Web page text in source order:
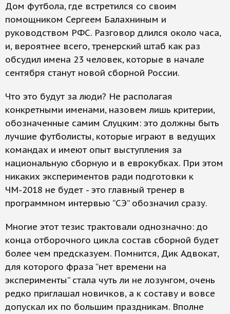
Дом футбола, где встретился со своим
помощником Сергеем Балахниным и
руководством РФС. Разговор длился около часа,
и, вероятнее всего, тренерский штаб как раз
обсудил имена 23 человек, которые в начале
сентября станут новой сборной России.
Что это будут за люди? Не располагая
конкретными именами, назовем лишь критерии,
обозначенные самим Слуцким: это должны быть
лучшие футболисты, которые играют в ведущих
командах и имеют опыт выступления за
национальную сборную и в еврокубках. При этом
никаких экспериментов ради подготовки к
ЧМ-2018 не будет - это главный тренер в
программном интервью “СЭ” обозначил сразу.
Многие этот тезис трактовали однозначно: до
конца отборочного цикла состав сборной будет
более чем предсказуем. Помнится, Дик Адвокат,
для которого фраза “нет времени на
эксперименты” стала чуть ли не лозунгом, очень
редко приглашал новичков, а к составу и вовсе
допускал их по большим праздникам. Вполне